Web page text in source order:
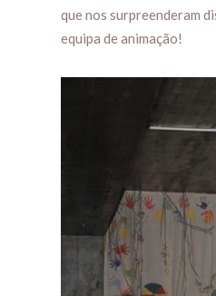
que nos surpreenderam
equipa de animação!